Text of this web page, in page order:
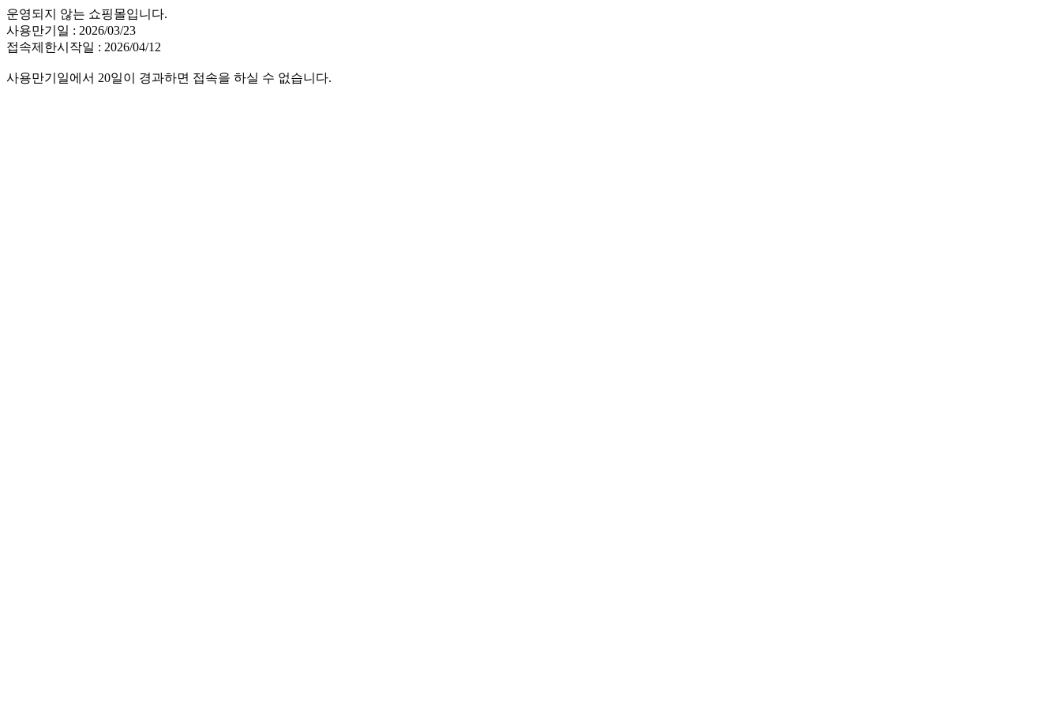
운영되지 않는 쇼핑몰입니다.
사용만기일 : 2026/03/23
접속제한시작일 : 2026/04/12
사용만기일에서 20일이 경과하면 접속을 하실 수 없습니다.